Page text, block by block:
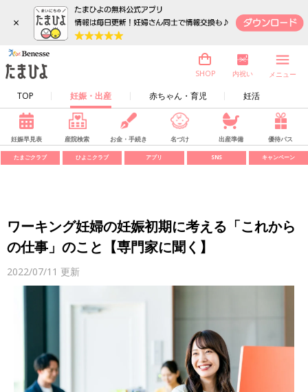
×
TOP 妊娠・出産 赤ちゃん・育児 妊活
SHOP 内祝い メニュー
妊娠早見表 産院検索 お金・手続き 名づけ 出産準備 優待パス
たまごクラブ ひよこクラブ アプリ SNS キャンペーン
ワーキング妊婦の妊娠初期に考える「これから
の仕事」のこと【専門家に聞く】
2022/07/11 更新